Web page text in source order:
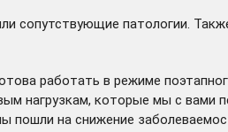
сопутствующие патологии.
работать в режиме
нагрузкам, которые мы с вами
на снижение